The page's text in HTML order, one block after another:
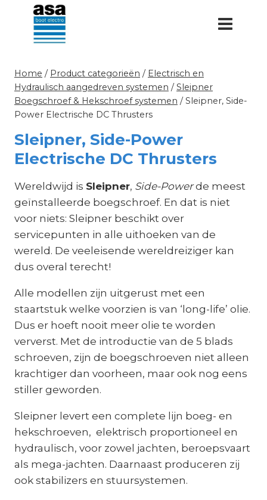
Doorgaan
inhoud
Home / Product categorieën / Electrisch en
Hydraulisch aangedreven systemen / Sleipner
Boegschroef & Hekschroef systemen / Sleipner, Side-
Power Electrische DC Thrusters
Sleipner, Side-Power
Electrische DC Thrusters
Wereldwijd is Sleipner, Side-Powerde meest
geïnstalleerde boegschroef. En dat is niet
voor niets: Sleipner beschikt over
servicepunten in alle uithoeken van de
wereld. De veeleisende wereldreiziger kan
dus overal terecht!
Alle modellen zijn uitgerust met een
staartstuk welke voorzien is van ‘long-life’ olie.
Dus er hoeft nooit meer olie te worden
ververst. Met de introductie van de 5 blads
schroeven, zijn de boegschroeven niet alleen
krachtiger dan voorheen, maar ook nog eens
stiller geworden.
Sleipner levert een complete lijn boeg- en
hekschroeven, elektrisch proportioneel en
hydraulisch, voor zowel jachten, beroepsvaart
als mega-jachten. Daarnaast produceren zij
ook stabilizers en stuursystemen.